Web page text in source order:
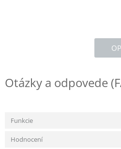
Otázky a odpovede
Funkcie
Hodnocení